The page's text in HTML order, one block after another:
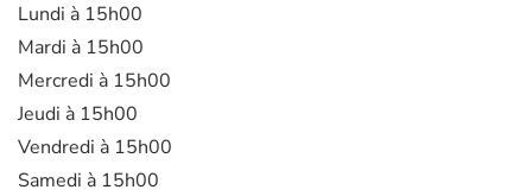
Lundi à 15h00
Mardi à 15h00
Mercredi à 15h00
Jeudi à 15h00
Vendredi à 15h00
Samedi à 15h00